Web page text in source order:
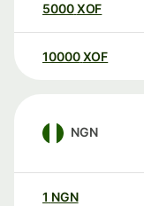
5000XOF
10000 XOF
NGN
1 NGN